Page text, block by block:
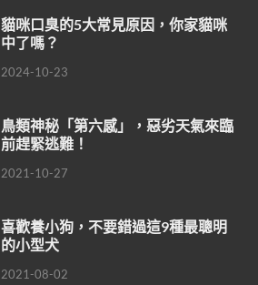
貓咪口臭的5大常見原因，你家貓咪
中了嗎？
2024-10-23
鳥類神秘「第六感」，惡劣天氣來臨
前趕緊逃難！
2021-10-27
喜歡養小狗，不要錯過這9種最聰明
的小型犬
2021-08-02